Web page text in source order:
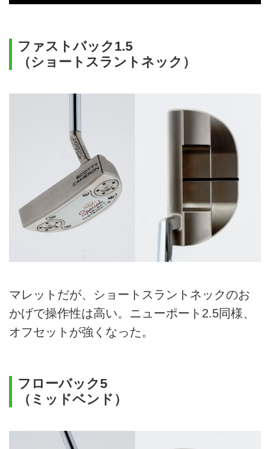
ファストバック1.5
（ショートスラントネック）
マレットだが、ショートスラントネックのお
かげで操作性は高い。ニューポート2.5同様、
オフセットが強くなった。
フローバック5
（ミッドベンド）